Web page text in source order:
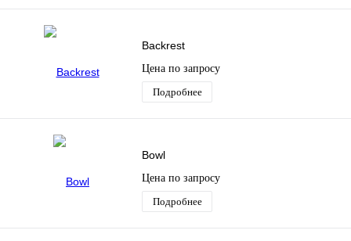
Backrest
Цена по запросу
Подробнее
Bowl
Цена по запросу
Подробнее